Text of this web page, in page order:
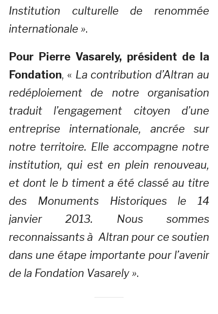
Institution culturelle de renommée
internationale ».
Pour Pierre Vasarely, président de la
Fondation, « La contribution d’Altran au
redéploiement de notre organisation
traduit l’engagement citoyen d’une
entreprise internationale, ancrée sur
notre territoire. Elle accompagne notre
institution, qui est en plein renouveau,
et dont le b timent a été classé au titre
des Monuments Historiques le 14
janvier 2013. Nous sommes
reconnaissants à Altran pour ce soutien
dans une étape importante pour l’avenir
de la Fondation Vasarely ».